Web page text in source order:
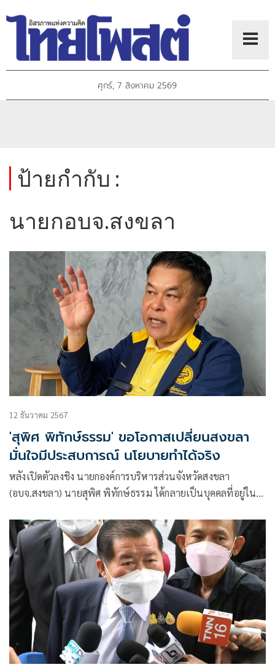
ศุกร์, 7 สิงหาคม 2569
ป้ายกำกับ :
นายกอบจ.สงขลา
12 ธันวาคม 2567
'สุพิศ พิทักษ์ธรรม' ขอโอกาสเปลี่ยนสงขลา
มั่นใจมีประสบการณ์ นโยบายทำได้จริง
หลังเปิดตัวลงชิง นายกองค์การบริหารส่วนจังหวัดสงขลา
(อบจ.สงขลา) นายสุพิศ พิทักษ์ธรรม ได้กลายเป็นบุคคลที่อยู่ใน
พิศ ได้เปิดใจ